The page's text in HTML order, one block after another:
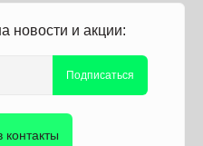
новости и акции:
Подписаться
контакты